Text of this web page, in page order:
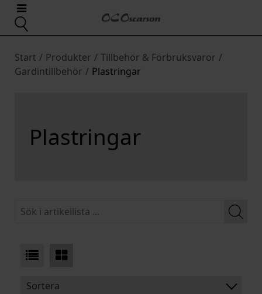
Start / Produkter / Tillbehör & Förbruksvaror /
Gardintillbehör / Plastringar
Plastringar
Sortera